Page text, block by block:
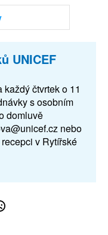
UNICEF
čtvrtek o 11
s osobním
domluvě
nebo
v Rytířské